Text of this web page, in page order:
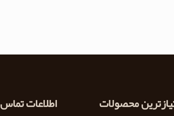
محصولات اطلاعات تماس